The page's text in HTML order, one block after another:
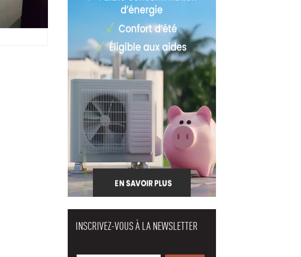
INSCRIVEZ-VOUS À LA NEWSLETTER